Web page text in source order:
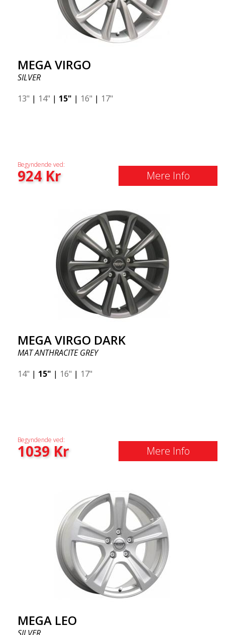
MEGA VIRGO
SILVER
13" | 14" | 15" | 16" | 17"
Begyndende ved:
924Kr Mere Info
MEGA VIRGO DARK
MAT ANTHRACITE GREY
14" | 15" | 16" | 17"
Begyndende ved:
1039Kr Mere Info
MEGA LEO